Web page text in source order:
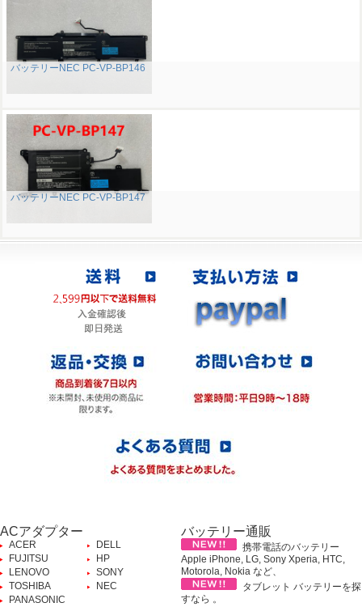
バッテリーNEC PC-VP-BP146
バッテリーNEC PC-VP-BP147
ACアダプター
ACER
DELL
FUJITSU
HP
LENOVO
SONY
TOSHIBA
NEC
PANASONIC
バッテリー通販
携帯電話のバッテリー
Apple iPhone, LG, Sony Xperia, HTC,
Motorola, Nokia など、
タブレット バッテリーを探
すなら 。